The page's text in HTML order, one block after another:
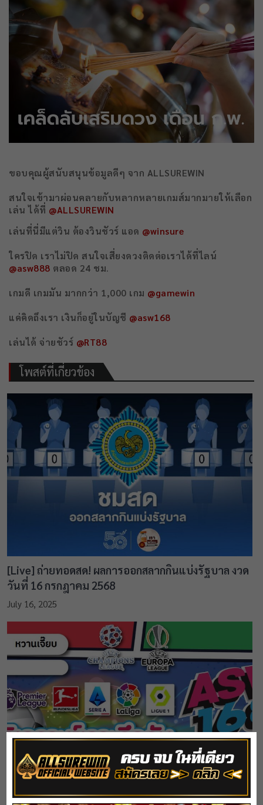
ขอบคุณผู้สนับสนุนข้อมูลดีๆ จาก ALLSUREWIN
สนใจเข้ามาผ่อนคลายกับหลากหลายเกมส์มากมายให้เลือก
เล่น ได้ที่ @ALLSUREWIN
เล่นที่นี่มีแต่วิน ต้องวินชัวร์ แอด @winsure
ใครปิด เราไม่ปิด สนใจเสี่ยงดวงติดต่อเราได้ที่ไลน์
@asw888 ตลอด 24 ชม.
เกมดี เกมมัน มากกว่า 1,000 เกม @gamewin
แค่คิดถึงเรา เงินก็อยู่ในบัญชี @asw168
เล่นได้ จ่ายชัวร์ @RT88
โพสต์ที่เกี่ยวข้อง
[Live] ถ่ายทอดสด! ผลการออกสลากกินแบ่งรัฐบาล งวด
วันที่ 16 กรกฎาคม 2568
July 16, 2025
ทีเด็ดบอล วิเคราะห์บอล ประจำวันเสาร์ที่ 19-08-66